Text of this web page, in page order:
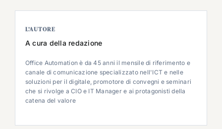
L’AUTORE
A cura della redazione
Office Automation è da 45 anni il mensile di riferimento e
canale di comunicazione specializzato nell'ICT e nelle
soluzioni per il digitale, promotore di convegni e seminari
che si rivolge a CIO e IT Manager e ai protagonisti della
catena del valore